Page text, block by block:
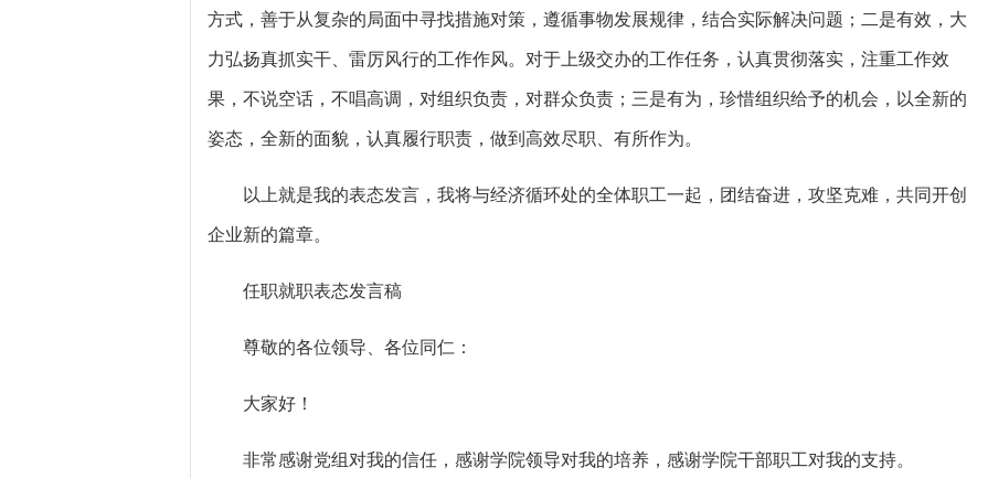
方式，善于从复杂的局面中寻找措施对策，遵循事物发展规律，结合实际解决问题；二是有效，大
力弘扬真抓实干、雷厉风行的工作作风。对于上级交办的工作任务，认真贯彻落实，注重工作效
果，不说空话，不唱高调，对组织负责，对群众负责；三是有为，珍惜组织给予的机会，以全新的
姿态，全新的面貌，认真履行职责，做到高效尽职、有所作为。
以上就是我的表态发言，我将与经济循环处的全体职工一起，团结奋进，攻坚克难，共同开创
企业新的篇章。
任职就职表态发言稿
尊敬的各位领导、各位同仁：
大家好！
非常感谢党组对我的信任，感谢学院领导对我的培养，感谢学院干部职工对我的支持。